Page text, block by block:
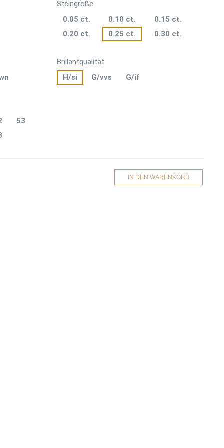
Steingröße
0.05 ct.
0.10 ct.
0.15 ct.
0.20 ct.
0.25 ct. 0.30 ct.
Brillantqualität
H/si
G/vvs G/if
53
IN DEN WARENKORB